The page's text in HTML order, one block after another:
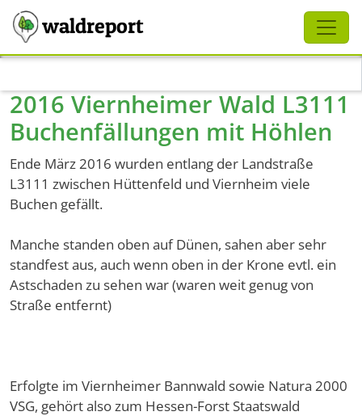
waldreport
2016 Viernheimer Wald L3111
Buchenfällungen mit Höhlen
Ende März 2016 wurden entlang der Landstraße
L3111 zwischen Hüttenfeld und Viernheim viele
Buchen gefällt.
Manche standen oben auf Dünen, sahen aber sehr
standfest aus, auch wenn oben in der Krone evtl. ein
Astschaden zu sehen war (waren weit genug von
Straße entfernt)
Erfolgte im Viernheimer Bannwald sowie Natura 2000
VSG, gehört also zum Hessen-Forst Staatswald
Schliessen